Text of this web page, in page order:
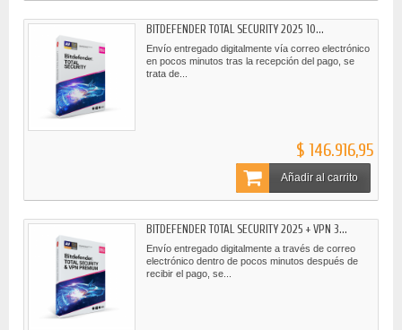
BITDEFENDER TOTAL SECURITY 2025 10...
Envío entregado digitalmente vía correo electrónico
en pocos minutos tras la recepción del pago, se
trata de...
$ 146.916,95
Añadir al carrito
BITDEFENDER TOTAL SECURITY 2025 + VPN 3...
Envío entregado digitalmente a través de correo
electrónico dentro de pocos minutos después de
recibir el pago, se...